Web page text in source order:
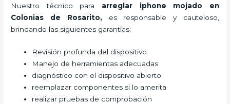
Nuestro técnico para arreglar iphone mojado en
Colonias de Rosarito, es responsable y cauteloso,
brindando las siguientes garantías:
Revisión profunda del dispositivo
Manejo de herramientas adecuadas
diagnóstico con el dispositivo abierto
reemplazar componentes si lo amerita
realizar pruebas de comprobación